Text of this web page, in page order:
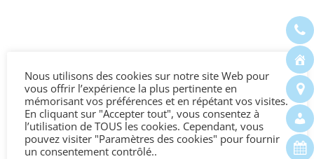
2023 (Arnaque aux faux sites
administratifs dans le département )
L’intégralité des demandes liées à la carte
grise sont à effectuer sur internet sur le
site officiel
Nous utilisons des cookies sur notre site Web pour
vous offrir l’expérience la plus pertinente en
mémorisant vos préférences et en répétant vos visites.
En cliquant sur "Accepter tout", vous consentez à
l’utilisation de TOUS les cookies. Cependant, vous
pouvez visiter "Paramètres des cookies" pour fournir
un consentement contrôlé..